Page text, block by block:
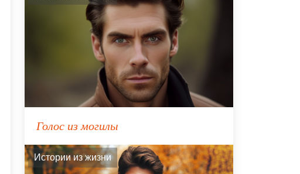
Голос из могилы
Истории из жизни